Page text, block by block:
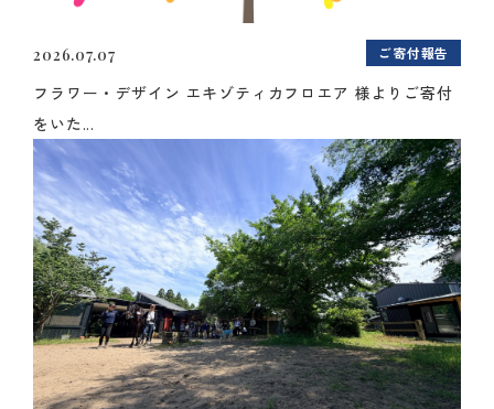
2026.07.07 ご寄付報告
フラワー・デザイン エキゾティカフロエア 様よりご寄付
をいた...